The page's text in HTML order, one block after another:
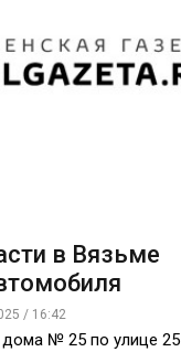
в Вязьме
/ 16:42
№ 25 по улице 25